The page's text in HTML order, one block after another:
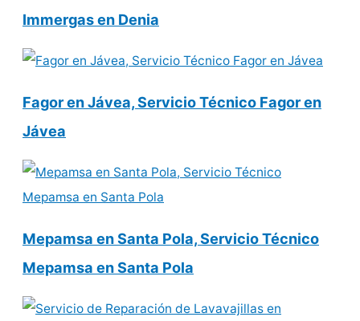
Immergas en Denia
Fagor en Jávea, Servicio Técnico Fagor en
Jávea
Mepamsa en Santa Pola, Servicio Técnico
Mepamsa en Santa Pola